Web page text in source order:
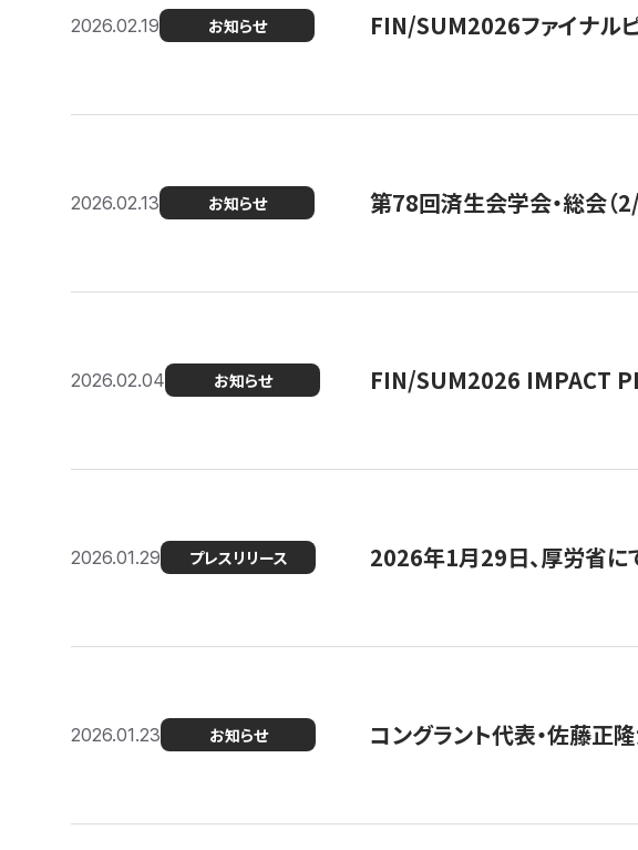
2026.02.19 お知らせ FIN/SUM2026ファイナル
2026.02.13 お知らせ 第78回済生会学会・総会（
2026.02.04 お知らせ FIN/SUM2026 IMPACT
2026.01.29 プレスリリース 2026年1月29日、厚労省に
2026.01.23 お知らせ コングラント代表・佐藤正